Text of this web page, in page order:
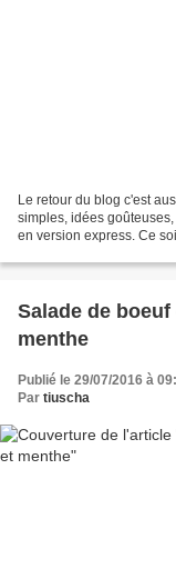
Le retour du blog c'est
simples, idées
en version express. Ce
Salade de
menthe
Publié le 29/07/2016 à
Par tiuscha